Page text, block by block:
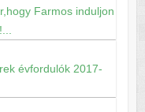
Farmos induljon
évfordulók 2017-